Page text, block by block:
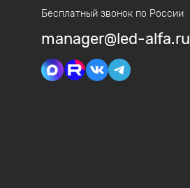
Бесплатный звонок по России
manager@led-alfa.ru